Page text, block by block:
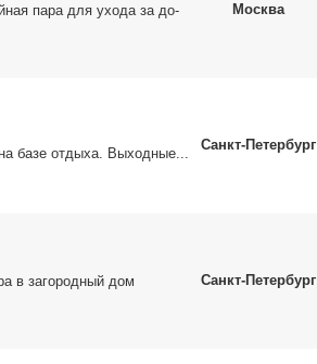
па­ра для ухо­да за до­
Москва
ба­зе от­ды­ха. Вы­ход­ные...
Санкт-Петербург
в за­го­род­ный дом
Санкт-Петербург